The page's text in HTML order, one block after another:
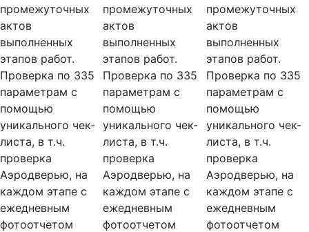
промежуточных
актов
выполненных
этапов работ.
Проверка по 335
параметрам с
помощью
уникального чек-
листа, в т.ч.
проверка
Аэродверью, на
каждом этапе с
ежедневным
фотоотчетом
промежуточных
актов
выполненных
этапов работ.
Проверка по 335
параметрам с
помощью
уникального чек-
листа, в т.ч.
проверка
Аэродверью, на
каждом этапе с
ежедневным
фотоотчетом
промежуточных
актов
выполненных
этапов работ.
Проверка по 335
параметрам с
помощью
уникального чек-
листа, в т.ч.
проверка
Аэродверью, на
каждом этапе с
ежедневным
фотоотчетом